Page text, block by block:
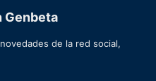
Genbeta
de la red social,